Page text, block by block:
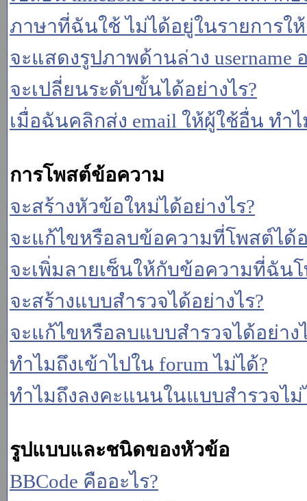
ภาษาที่ฉันใช้ ไม่ได้อยู่ในรายการใ
จะแสดงรูปภาพด้านล่าง username
จะเปลี่ยนระดับขั้นได้อย่างไร?
เมื่อฉันคลิกส่ง email ให้ผู้ใช้อื่น ทำ
การโพสต์ข้อความ
จะสร้างหัวข้อใหม่ได้อย่างไร?
จะแก้ไขหรือลบข้อความที่โพสต์ได้อ
จะเพิ่มลายเซ็นให้กับข้อความที่ฉันโ
จะสร้างแบบสำรวจได้อย่างไร?
จะแก้ไขหรือลบแบบสำรวจได้อย่าง
ทำไมถึงเข้าไปใน forum ไม่ได้?
ทำไมถึงลงคะแนนในแบบสำรวจไม่
รูปแบบและชนิดของหัวข้อ
BBCode คืออะไร?